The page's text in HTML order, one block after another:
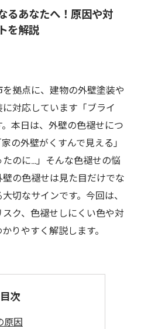
るあなたへ！原因や対
を解説
拠点に、建物の外壁塗装や
対応しています「ブライ
本日は、外壁の色褪せにつ
の外壁がくすんで見える」
たのに…」そんな色褪せの悩
の色褪せは見た目だけでな
切なサインです。今回は、
ク、色褪せしにくい色や対
りやすく解説します。
目次
原因